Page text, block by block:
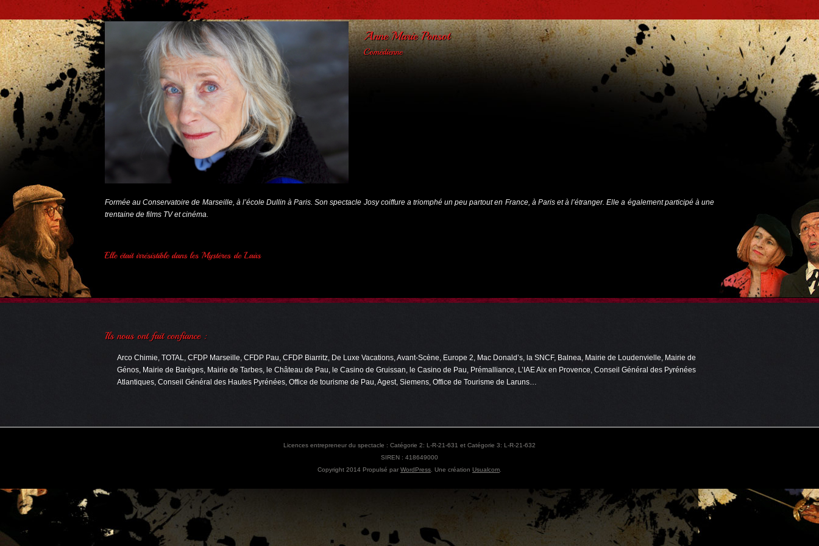
Formée au Conservatoire de Marseille, à l’école Dullin à Paris. Son spectacle Josy coiffure a triomphé un peu partout en France, à Paris et à l’étranger. Elle a également participé à une
trentaine de films TV et cinéma.
Arco Chimie, TOTAL, CFDP Marseille, CFDP Pau, CFDP Biarritz, De Luxe Vacations, Avant-Scène, Europe 2, Mac Donald’s, la SNCF, Balnea, Mairie de Loudenvielle, Mairie de
Génos, Mairie de Barèges, Mairie de Tarbes, le Château de Pau, le Casino de Gruissan, le Casino de Pau, Prémalliance, L’IAE Aix en Provence, Conseil Général des Pyrénées
Atlantiques, Conseil Général des Hautes Pyrénées, Office de tourisme de Pau, Agest, Siemens, Office de Tourisme de Laruns…
Licences entrepreneur du spectacle : Catégorie 2: L-R-21-631 et Catégorie 3: L-R-21-632
SIREN : 418649000
Copyright 2014 Propulsé par WordPress. Une création Usualcom.